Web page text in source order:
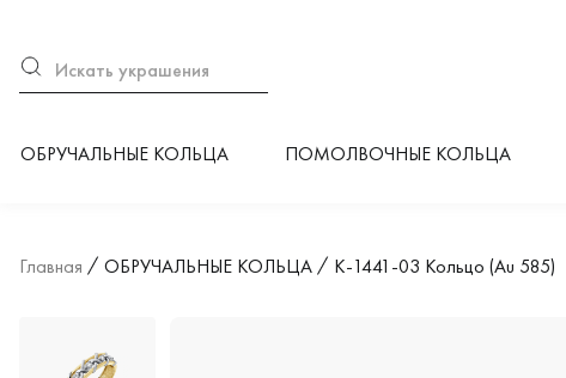
ОБРУЧАЛЬНЫЕ КОЛЬЦА ПОМОЛВОЧНЫЕ КОЛЬЦА
Главная ОБРУЧАЛЬНЫЕ КОЛЬЦА К-1441-03 Кольцо (Au 585)